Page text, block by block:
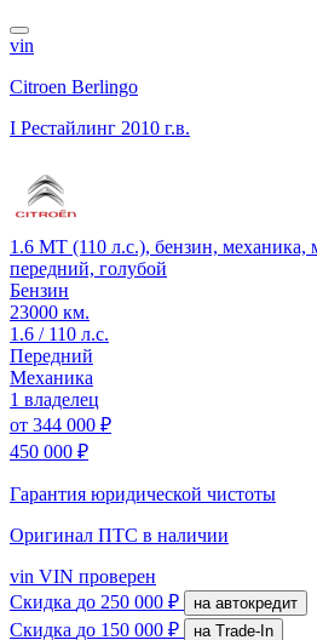
vin
Citroen Berlingo
I Рестайлинг 2010 г.в.
1.6 MT (110 л.с.), бензин,
передний, голубой
Бензин
23000 км.
1.6 / 110 л.с.
Передний
Механика
1 владелец
от 344 000 ₽
450 000 ₽
Гарантия юридической чистоты
Оригинал ПТС в наличии
vin VIN проверен
Скидка до 250 000 ₽ на автокредит
Скидка до 150 000 ₽ на Trade-In